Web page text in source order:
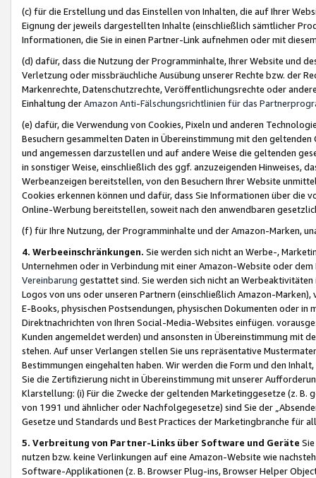
(c) für die Erstellung und das Einstellen von Inhalten, die auf Ihrer
Eignung der jeweils dargestellten Inhalte (einschließlich sämtlicher
Informationen, die Sie in einen Partner-Link aufnehmen oder mit
(d) dafür, dass die Nutzung der Programminhalte, Ihrer Website und
Verletzung oder missbräuchliche Ausübung unserer Rechte bzw. der
Markenrechte, Datenschutzrechte, Veröffentlichungsrechte oder
Einhaltung derAmazon Anti-Fälschungsrichtlinien für das
(e) dafür, die Verwendung von Cookies, Pixeln und anderen
Besuchern gesammelten Daten in Übereinstimmung mit den
und angemessen darzustellen und auf andere Weise die geltenden
in sonstiger Weise, einschließlich des ggf. anzuzeigenden Hinweises,
Werbeanzeigen bereitstellen, von den Besuchern Ihrer Website
Cookies erkennen können und dafür, dass Sie Informationen über die
Online-Werbung bereitstellen, soweit nach den anwendbaren
(f) für Ihre Nutzung, der Programminhalte und der Amazon-Marken,
4. Werbeeinschränkungen. Sie werden sich nicht an Werbe-,
Unternehmen oder in Verbindung mit einer Amazon-Website oder
Vereinbarung gestattet sind. Sie werden sich nicht an
Logos von uns oder unseren Partnern (einschließlich Amazon-
E-Books, physischen Postsendungen, physischen Dokumenten oder in
Direktnachrichten von Ihren Social-Media-Websites einfügen.
Kunden angemeldet werden) und ansonsten in Übereinstimmung mit
stehen. Auf unser Verlangen stellen Sie uns repräsentative
Bestimmungen eingehalten haben. Wir werden die Form und den
Sie die Zertifizierung nicht in Übereinstimmung mit unserer
Klarstellung: (i) Für die Zwecke der geltenden Marketinggesetze (z. B.
von 1991 und ähnlicher oder Nachfolgegesetze) sind Sie der
Gesetze und Standards und Best Practices der Marketingbranche für
5. Verbreitung von Partner-Links über Software und Geräte
nutzen bzw. keine Verlinkungen auf eine Amazon-Website wie
Software-Applikationen (z. B. Browser Plug-ins, Browser Helper